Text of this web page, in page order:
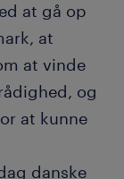
at gå op
at
at vinde
og
at kunne
danske